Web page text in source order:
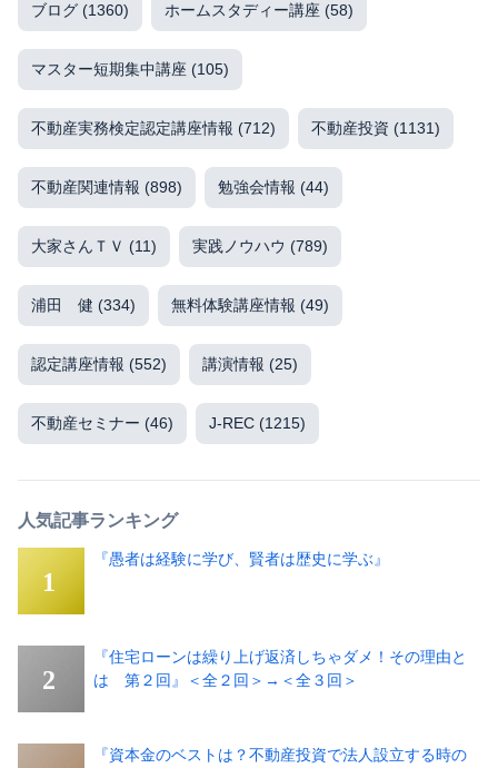
ブログ (1360) ホームスタディー講座 (58)
マスター短期集中講座 (105)
不動産実務検定認定講座情報 (712) 不動産投資 (1131)
不動産関連情報 (898) 勉強会情報 (44)
大家さんＴＶ (11) 実践ノウハウ (789)
浦田 健 (334) 無料体験講座情報 (49)
認定講座情報 (552) 講演情報 (25)
不動産セミナー (46) J-REC (1215)
人気記事ランキング
『愚者は経験に学び、賢者は歴史に学ぶ』
『住宅ローンは繰り上げ返済しちゃダメ！その理由と
は 第２回』＜全２回＞→＜全３回＞
『資本金のベストは？不動産投資で法人設立する時の